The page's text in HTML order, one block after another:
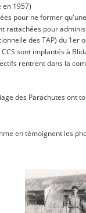
en 1957)
pour ne former
pour
des TAP) du 1er
sont implantés à
rentrent dans la
des Parachutes
en témoignent les